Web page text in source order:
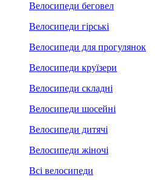
Велосипеди беговел
Велосипеди гірські
Велосипеди для прогулянок
Велосипеди круїзери
Велосипеди складні
Велосипеди шосейні
Велосипеди дитячі
Велосипеди жіночі
Всі велосипеди